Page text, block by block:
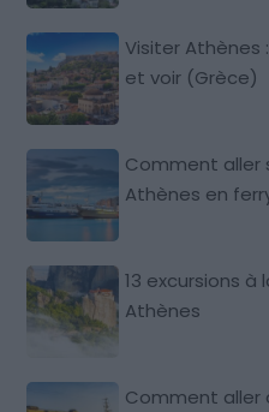
Visiter Athènes
et voir (Grèce)
Comment aller
Athènes en
13 excursions
Athènes
Comment aller